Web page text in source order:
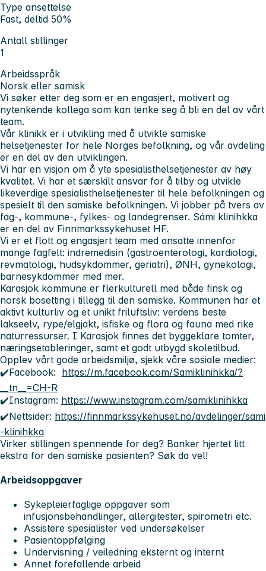
Type ansettelse
Fast, deltid 50%
Antall stillinger
1
Arbeidsspråk
Norsk eller samisk
Vi søker etter deg som er en engasjert, motivert og
nytenkende kollega som kan tenke seg å bli en del av vårt
team.
Vår klinikk er i utvikling med å utvikle samiske
helsetjenester for hele Norges befolkning, og vår avdeling
er en del av den utviklingen.
Vi har en visjon om å yte spesialisthelsetjenester av høy
kvalitet. Vi har et særskilt ansvar for å tilby og utvikle
likeverdige spesialisthelsetjenester til hele befolkningen og
spesielt til den samiske befolkningen. Vi jobber på tvers av
fag-, kommune-, fylkes- og landegrenser. Sámi klinihkka
er en del av Finnmarkssykehuset HF.
Vi er et flott og engasjert team med ansatte innenfor
mange fagfelt: indremedisin (gastroenterologi, kardiologi,
revmatologi, hudsykdommer, geriatri), ØNH, gynekologi,
barnesykdommer med mer.
Karasjok kommune er flerkulturell med både finsk og
norsk bosetting i tillegg til den samiske. Kommunen har et
aktivt kulturliv og et unikt friluftsliv: verdens beste
lakseelv, rype/elgjakt, isfiske og flora og fauna med rike
naturressurser. I Karasjok finnes det byggeklare tomter,
næringsetableringer, samt et godt utbygd skoletilbud.
Opplev vårt gode arbeidsmiljø, sjekk våre sosiale medier:
✔️Facebook: https://m.facebook.com/Samiklinihkka/?
__tn__=CH-R
✔️Instagram: https://www.instagram.com/samiklinihkka
✔️Nettsider: https://finnmarkssykehuset.no/avdelinger/sami
-klinihkka
Virker stillingen spennende for deg? Banker hjertet litt
ekstra for den samiske pasienten? Søk da vel!
Arbeidsoppgaver
Sykepleierfaglige oppgaver som
infusjonsbehandlinger, allergitester, spirometri etc.
Assistere spesialister ved undersøkelser
Pasientoppfølging
Undervisning / veiledning eksternt og internt
Annet forefallende arbeid